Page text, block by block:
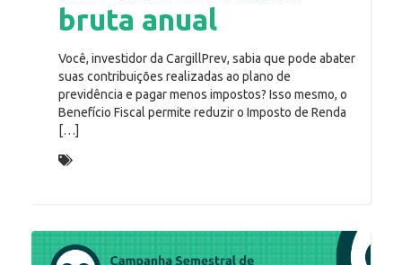
bruta anual
Você, investidor da CargillPrev, sabia que pode abater
suas contribuições realizadas ao plano de
previdência e pagar menos impostos? Isso mesmo, o
Benefício Fiscal permite reduzir o Imposto de Renda
[…]